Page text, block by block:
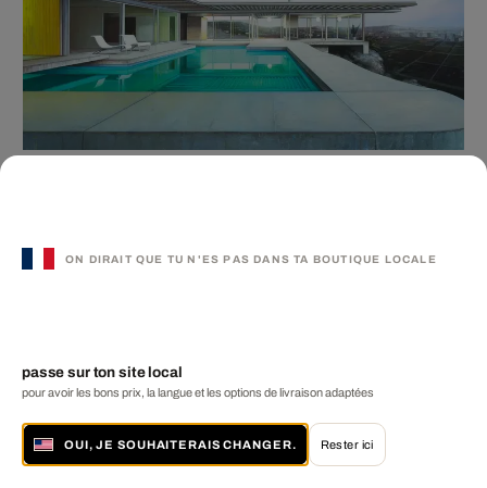
Best-sellerON DIRAIT QUE TU N'ES PAS DANS TA BOUTIQUE LOCALE
passe sur ton site local
pour avoir les bons prix, la langue et les options de livraison adaptées
OUI, JE SOUHAITERAIS CHANGER. Rester ici